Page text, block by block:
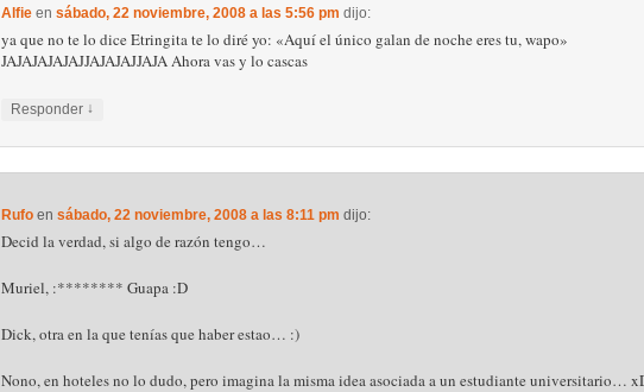
Alfieen sábado, 22 noviembre, 2008 a las 5:56 pm dijo:
ya que no te lo dice Etringita te lo diré yo: «Aquí el único galan de noche eres tu, wapo»
JAJAJAJAJAJJAJAJAJJAJA Ahora vas y lo cascas
Responder ↓
Rufoen sábado, 22 noviembre, 2008 a las 8:11 pm dijo:
Decid la verdad, si algo de razón tengo…
Muriel, :******** Guapa :D
Dick, otra en la que tenías que haber estao… :)
Nono, en hoteles no lo dudo, pero imagina la misma idea asociada a un estudiante universitario…